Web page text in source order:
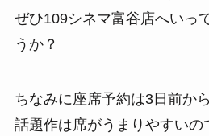
ぜひ109シネマ富谷店へいっ
うか？
ちなみに座席予約は3日前か
話題作は席がうまりやすいの